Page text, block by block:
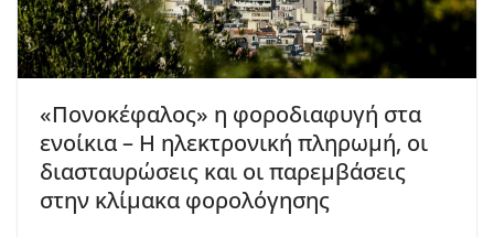
«Πονοκέφαλος» η φοροδιαφυγή στα
ενοίκια – Η ηλεκτρονική πληρωμή, οι
διασταυρώσεις και οι παρεμβάσεις
στην κλίμακα φορολόγησης